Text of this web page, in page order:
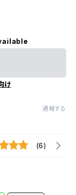
け
通報する
(6)